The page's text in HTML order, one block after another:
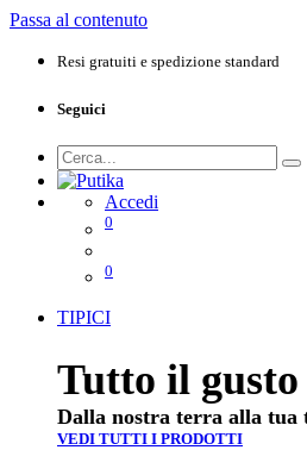
Passa al contenuto
Resi gratuiti e spedizione standard
Seguici
Accedi
0
0
TIPICI
Tutto il
Dalla nostra terra alla tua
VEDI TUTTI I PRODOTTI